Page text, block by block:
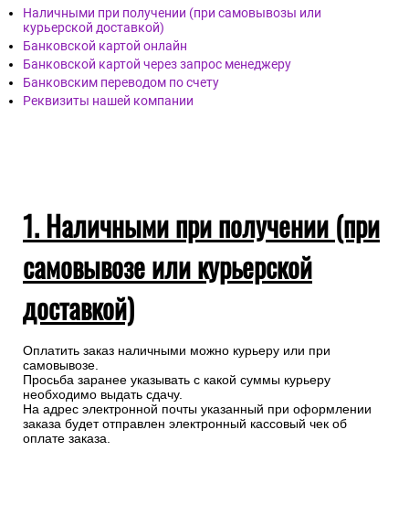
Наличными при получении (при самовывозы или
курьерской доставкой)
Банковской картой онлайн
Банковской картой через запрос менеджеру
Банковским переводом по счету
Реквизиты нашей компании
1. Наличными при получении (при
самовывозе или курьерской
доставкой)
Оплатить заказ наличными можно курьеру или при
самовывозе.
Просьба заранее указывать с какой суммы курьеру
необходимо выдать сдачу.
На адрес электронной почты указанный при оформлении
заказа будет отправлен электронный кассовый чек об
оплате заказа.